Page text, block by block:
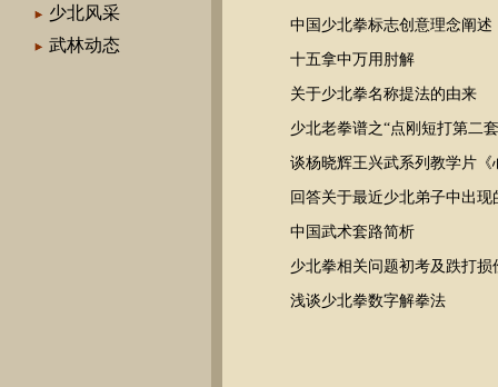
少北风采
武林动态
中国少北拳标志创意理念阐述
十五拿中万用肘解
关于少北拳名称提法的由来
少北老拳谱之“点刚短打第二
谈杨晓辉王兴武系列教学片《
回答关于最近少北弟子中出现
中国武术套路简析
少北拳相关问题初考及跌打损
浅谈少北拳数字解拳法